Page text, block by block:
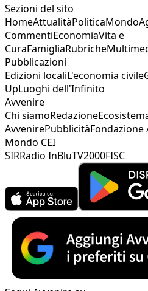
Sezioni del sito
HomeAttualitàPoliticaMondo
CommentiEconomiaVita e
CuraFamigliaRubriche
Pubblicazioni
Edizioni localiL'economia civile
UpLuoghi dell'Infinito
Avvenire
Chi siamoRedazione
AvvenirePubblicitàFondazione
Mondo CEI
SIRRadio InBluTV2000FISC